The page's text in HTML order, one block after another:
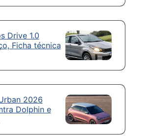
Drive 1.0
Ficha técnica
2026
Dolphin e